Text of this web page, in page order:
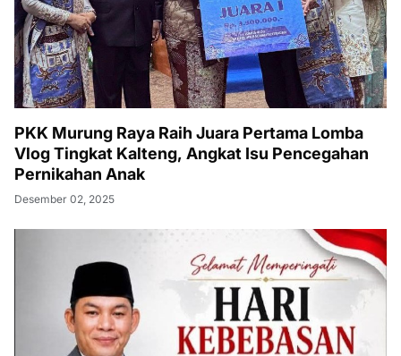
PKK Murung Raya Raih Juara Pertama Lomba
Vlog Tingkat Kalteng, Angkat Isu Pencegahan
Pernikahan Anak
Desember 02, 2025